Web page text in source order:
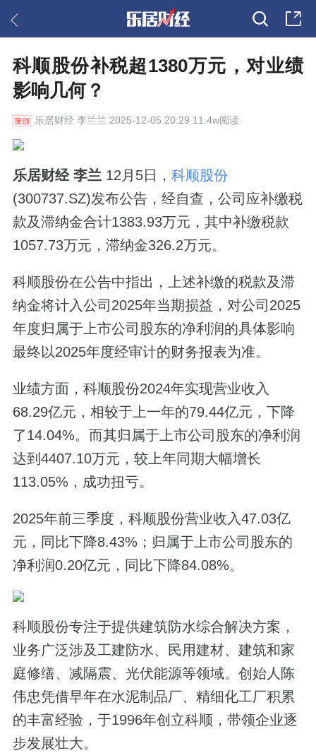
科顺股份补税超1380万元，对业绩
影响几何？
乐居财经李兰兰 2025-12-05 20:29 11.4w阅读
乐居财经 李兰 12月5日， 科顺股份
(300737.SZ)发布公告，经自查，公司应补缴税
款及滞纳金合计1383.93万元，其中补缴税款
1057.73万元，滞纳金326.2万元。
科顺股份在公告中指出，上述补缴的税款及滞
纳金将计入公司2025年当期损益，对公司2025
年度归属于上市公司股东的净利润的具体影响
最终以2025年度经审计的财务报表为准。
业绩方面，科顺股份2024年实现营业收入
68.29亿元，相较于上一年的79.44亿元，下降
了14.04%。而其归属于上市公司股东的净利润
达到4407.10万元，较上年同期大幅增长
113.05%，成功扭亏。
2025年前三季度，科顺股份营业收入47.03亿
元，同比下降8.43%；归属于上市公司股东的
净利润0.20亿元，同比下降84.08%。
科顺股份专注于提供建筑防水综合解决方案，
业务广泛涉及工建防水、民用建材、建筑和家
庭修缮、减隔震、光伏能源等领域。创始人陈
伟忠凭借早年在水泥制品厂、精细化工厂积累
的丰富经验，于1996年创立科顺，带领企业逐
步发展壮大。